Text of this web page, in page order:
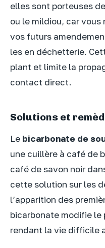
elles sont porteuses
ou le mildiou, car
vos futurs
les en déchetterie.
plant et limite la
contact direct.
Solutions et
Le bicarbonate de
une cuillère à café de
café de savon noir
cette solution sur les
l’apparition des
bicarbonate modifie le
rendant la vie difficile